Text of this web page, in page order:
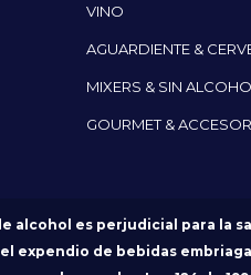
VINO
AGUARDIENTE &
MIXERS & SIN
GOURMET &
alcohol es perjudicial para la
expendio de bebidas